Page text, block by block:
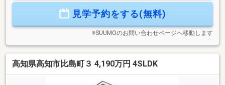
和町の住宅【周辺環境】・高知市立江ノ口小学校 約320ｍ
（徒歩約4分）・高知市立愛宕中学校 約540ｍ（徒歩約7分）
見学予約をする(無料)
※SUUMOのお問い合わせページへ移動します
高知県高知市比島町３ 4,190万円 4SLDK